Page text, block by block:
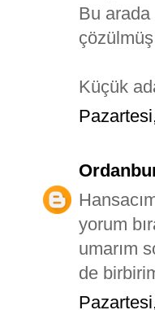
Bu arada
Küçük
yorum
umarım
de